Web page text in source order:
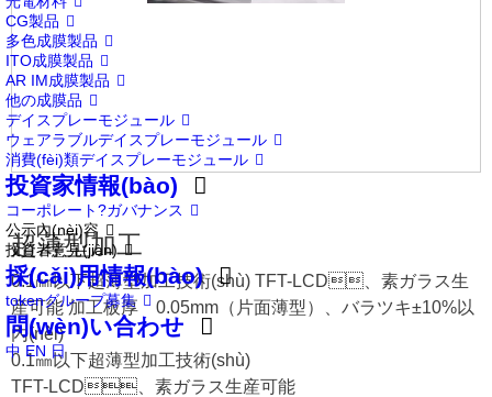
CG製品
多色成膜製品
ITO成膜製品
AR IM成膜製品
他の成膜品
デイスプレーモジュール
ウェアラブルデイスプレーモジュール
消費(fèi)類デイスプレーモジュール
投資家情報(bào)
コーポレート?ガバナンス
公示內(nèi)容
投資者意見(jiàn)
採(cǎi)用情報(bào)
tokenグループ募集
問(wèn)い合わせ
中 EN 日
超薄型加工
0.1㎜以下超薄型加工技術(shù) TFT-LCD、素ガラス生
産可能 加工板厚 0.05mm（片面薄型）、バラツキ±10%以
內(nèi)
0.1㎜以下超薄型加工技術(shù)
TFT-LCD、素ガラス生産可能